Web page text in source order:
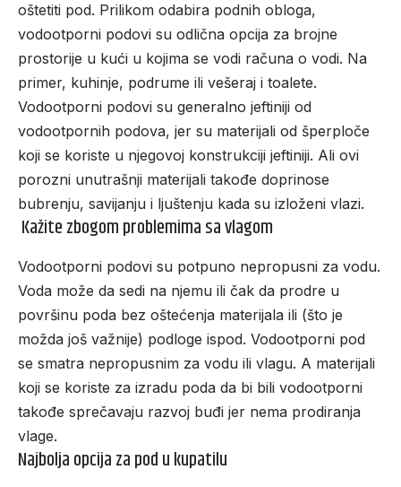
oštetiti pod. Prilikom odabira podnih obloga,
vodootporni podovi su odlična opcija za brojne
prostorije u kući u kojima se vodi računa o vodi. Na
primer, kuhinje, podrume ili vešeraj i toalete.
Vodootporni podovi su generalno jeftiniji od
vodootpornih podova, jer su materijali od šperploče
koji se koriste u njegovoj konstrukciji jeftiniji. Ali ovi
porozni unutrašnji materijali takođe doprinose
bubrenju, savijanju i ljuštenju kada su izloženi vlazi.
Kažite zbogom problemima sa vlagom
Vodootporni podovi su potpuno nepropusni za vodu.
Voda može da sedi na njemu ili čak da prodre u
površinu poda bez oštećenja materijala ili (što je
možda još važnije) podloge ispod. Vodootporni pod
se smatra nepropusnim za vodu ili vlagu. A materijali
koji se koriste za izradu poda da bi bili vodootporni
takođe sprečavaju razvoj buđi jer nema prodiranja
vlage.
Najbolja opcija za pod u kupatilu